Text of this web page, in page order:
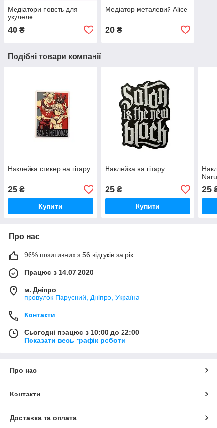
Медіатори повсть для
укулеле
40 ₴
Медіатор металевий Alice
20₴
Подібні товари компанії
Наклейка стикер на гітару
25 ₴
Купити
Наклейка на гітару
25₴
Купити
25
Про нас
96% позитивних з 56 відгуків за рік
Працює з 14.07.2020
м. Дніпро
провулок Парусний, Дніпро, Україна
Контакти
Сьогодні працює з 10:00 до 22:00
Показати весь графік роботи
Про нас
Контакти
Доставка та оплата